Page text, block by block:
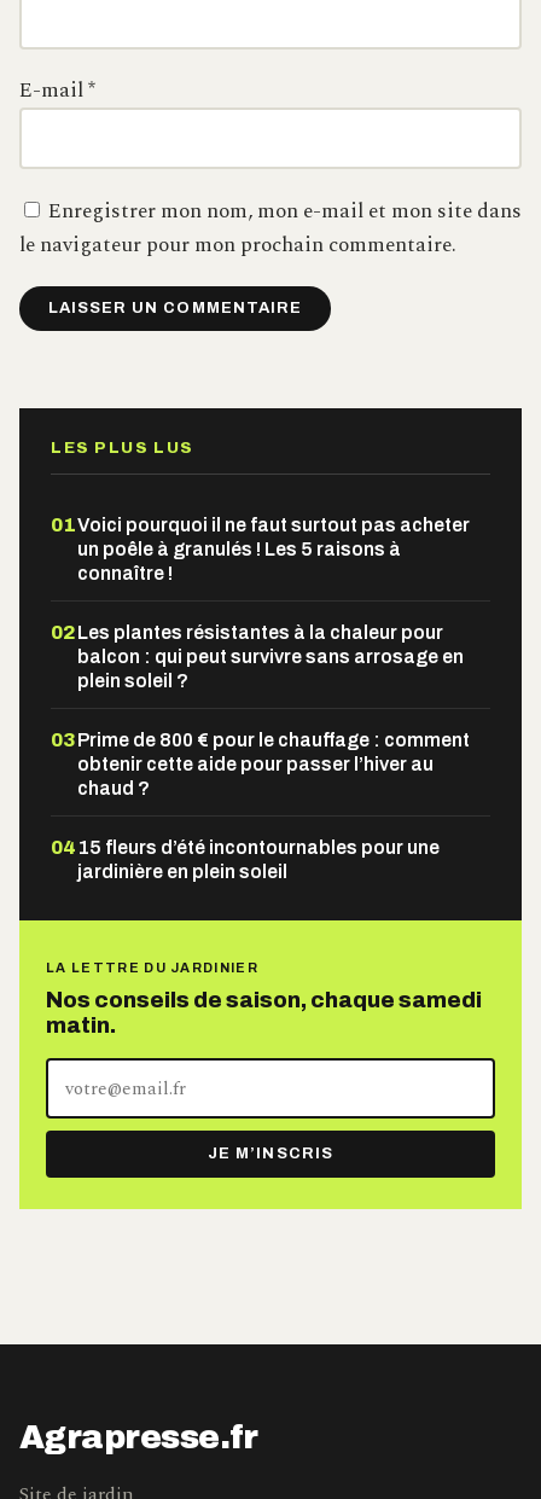
E-mail*
Enregistrer mon nom, mon e-mail et mon site dans
le navigateur pour mon prochain commentaire.
LES PLUS LUS
01Voici pourquoi il ne faut surtout pas acheter
un poêle à granulés ! Les 5 raisons à
connaître !
02Les plantes résistantes à la chaleur pour
balcon : qui peut survivre sans arrosage en
plein soleil ?
03Prime de 800 € pour le chauffage : comment
obtenir cette aide pour passer l’hiver au
chaud ?
04 15 fleurs d’été incontournables pour une
jardinière en plein soleil
LA LETTRE DU JARDINIER
Nos conseils de saison, chaque samedi
matin.
adresse
e-
mail
JE M’INSCRIS
Agrapresse.fr